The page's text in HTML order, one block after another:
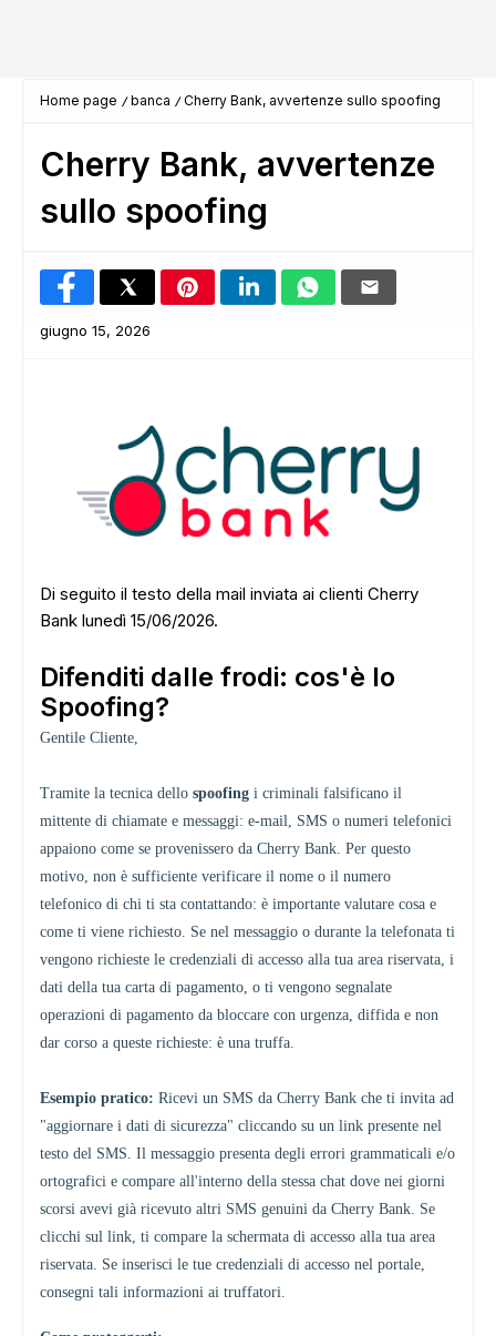
Home page banca Cherry Bank, avvertenze sullo spoofing
Cherry Bank, avvertenze
sullo spoofing
giugno 15, 2026
Di seguito il testo della mail inviata ai clienti Cherry
Bank lunedì 15/06/2026.
Difenditi dalle frodi: cos'è lo
Spoofing?
Gentile Cliente,
Tramite la tecnica dello spoofing i criminali falsificano il
mittente di chiamate e messaggi: e-mail, SMS o numeri telefonici
appaiono come se provenissero da Cherry Bank. Per questo
motivo, non è sufficiente verificare il nome o il numero
telefonico di chi ti sta contattando: è importante valutare cosa e
come ti viene richiesto. Se nel messaggio o durante la telefonata ti
vengono richieste le credenziali di accesso alla tua area riservata, i
dati della tua carta di pagamento, o ti vengono segnalate
operazioni di pagamento da bloccare con urgenza, diffida e non
dar corso a queste richieste: è una truffa.
Esempio pratico: Ricevi un SMS da Cherry Bank che ti invita ad
"aggiornare i dati di sicurezza" cliccando su un link presente nel
testo del SMS. Il messaggio presenta degli errori grammaticali e/o
ortografici e compare all'interno della stessa chat dove nei giorni
scorsi avevi già ricevuto altri SMS genuini da Cherry Bank. Se
clicchi sul link, ti compare la schermata di accesso alla tua area
riservata. Se inserisci le tue credenziali di accesso nel portale,
consegni tali informazioni ai truffatori.